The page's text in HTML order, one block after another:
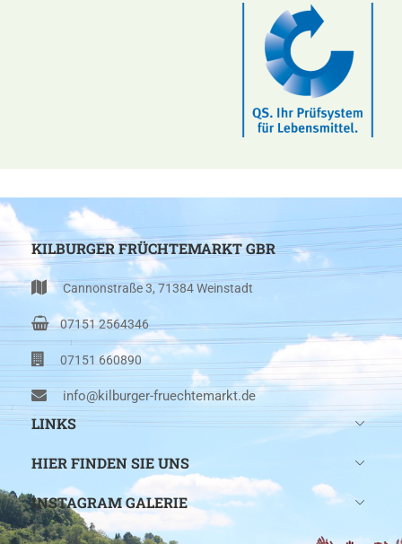
KILBURGER FRÜCHTEMARKT GBR
Cannonstraße 3, 71384 Weinstadt
07151 2564346
07151 660890
info@kilburger-fruechtemarkt.de
LINKS
HIER FINDEN SIE UNS
INSTAGRAM GALERIE